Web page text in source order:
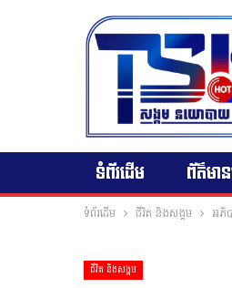
ទំព័រដើម ព័ត៌មា
ទំព័រដើម ជីវិត និងសង្គម អភិ
ជីវិត និងសង្គម